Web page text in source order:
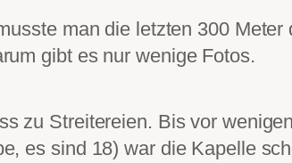
man die letzten 300
gibt es nur wenige Fotos.
zu Streitereien. Bis vor
es sind 18) war die Kapelle